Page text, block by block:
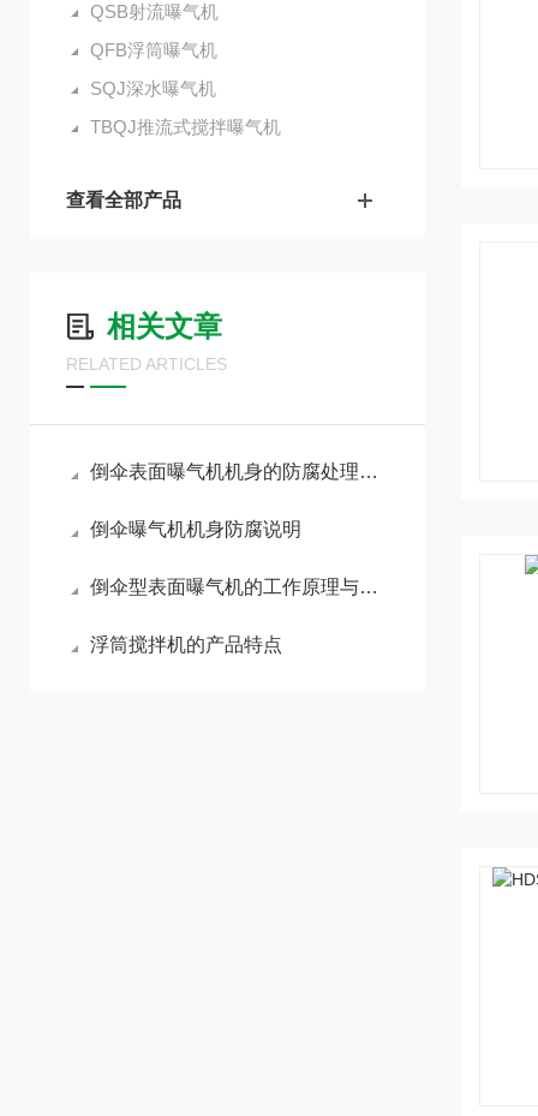
QSB射流曝气机
QFB浮筒曝气机
SQJ深水曝气机
TBQJ推流式搅拌曝气机
查看全部产品
相关文章
RELATED ARTICLES
倒伞表面曝气机机身的防腐处理方式
倒伞曝气机机身防腐说明
倒伞型表面曝气机的工作原理与特点
浮筒搅拌机的产品特点